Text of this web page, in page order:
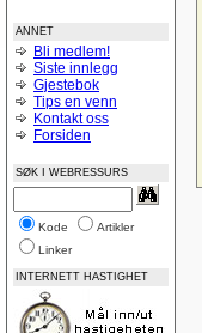
ANNET
Bli medlem!
Siste innlegg
Gjestebok
Tips en venn
Kontakt oss
Forsiden
SØK I WEBRESSURS
Kode
Artikler
Linker
INTERNETT HASTIGHET